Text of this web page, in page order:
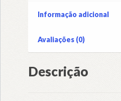
Informação adicional
Avaliações (0)
Descrição